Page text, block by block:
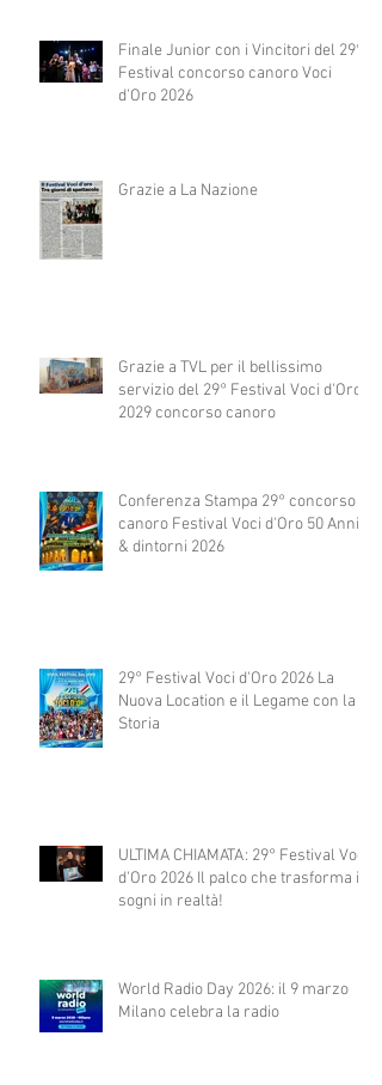
Finale Junior con i Vincitori del 29°
Festival concorso canoro Voci
d'Oro 2026
Grazie a La Nazione
Grazie a TVL per il bellissimo
servizio del 29° Festival Voci d'Oro
2029 concorso canoro
Conferenza Stampa 29° concorso
canoro Festival Voci d'Oro 50 Anni
& dintorni 2026
29° Festival Voci d'Oro 2026 La
Nuova Location e il Legame con la
Storia
ULTIMA CHIAMATA: 29° Festival Voci
d'Oro 2026 Il palco che trasforma i
sogni in realtà!
World Radio Day 2026: il 9 marzo
Milano celebra la radio